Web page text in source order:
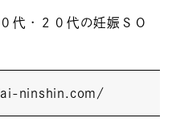
代・２０代の妊娠ＳＯ
ninshin.com/